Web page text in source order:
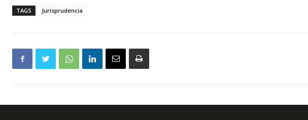
TAGS Jurisprudencia